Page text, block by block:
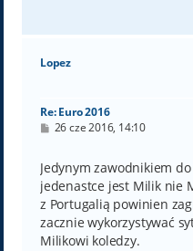
Lopez
Re: Euro 2016
P
t
26 cze 2016, 14:10
Jedynym zawodnikiem
jedenastce jest Milik nie
z Portugalią powinien
zacznie wykorzystywać
Milikowi koledzy.